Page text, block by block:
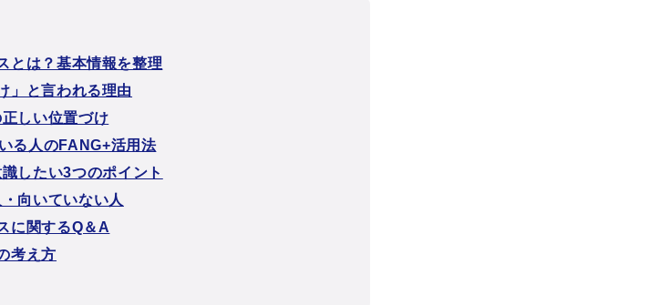
とは？基本情報を整理
」と言われる理由
しい位置づけ
る人のFANG+活用法
したい3つのポイント
向いていない人
に関するQ＆A
考え方